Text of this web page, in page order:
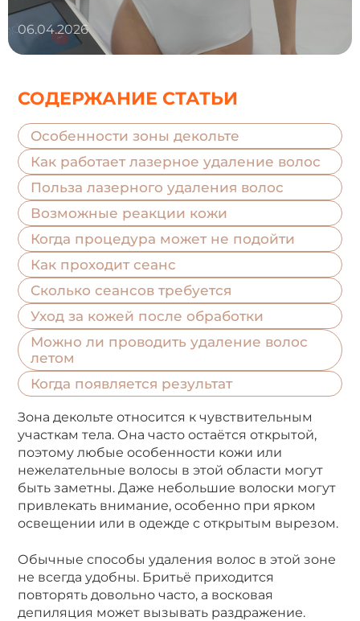
06.04.2026
СОДЕРЖАНИЕ СТАТЬИ
Особенности зоны декольте
Как работает лазерное удаление волос
Польза лазерного удаления волос
Возможные реакции кожи
Когда процедура может не подойти
Как проходит сеанс
Сколько сеансов требуется
Уход за кожей после обработки
Можно ли проводить удаление волос
летом
Когда появляется результат
Зона декольте относится к чувствительным
участкам тела. Она часто остаётся открытой,
поэтому любые особенности кожи или
нежелательные волосы в этой области могут
быть заметны. Даже небольшие волоски могут
привлекать внимание, особенно при ярком
освещении или в одежде с открытым вырезом.
Обычные способы удаления волос в этой зоне
не всегда удобны. Бритьё приходится
повторять довольно часто, а восковая
депиляция может вызывать раздражение.